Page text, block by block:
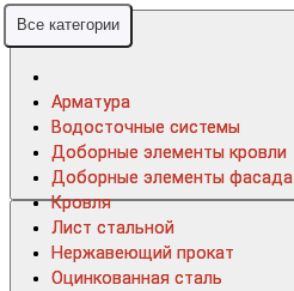
Все категории
Арматура
Водосточные системы
Доборные элементы кровли
Доборные элементы фасада
Кровля
Лист стальной
Нержавеющий прокат
Оцинкованная сталь
Все категории
Арматура
Водосточные системы
Доборные элементы кровли
Доборные элементы фасада
Кровля
Лист стальной
Нержавеющий прокат
Оцинкованная сталь